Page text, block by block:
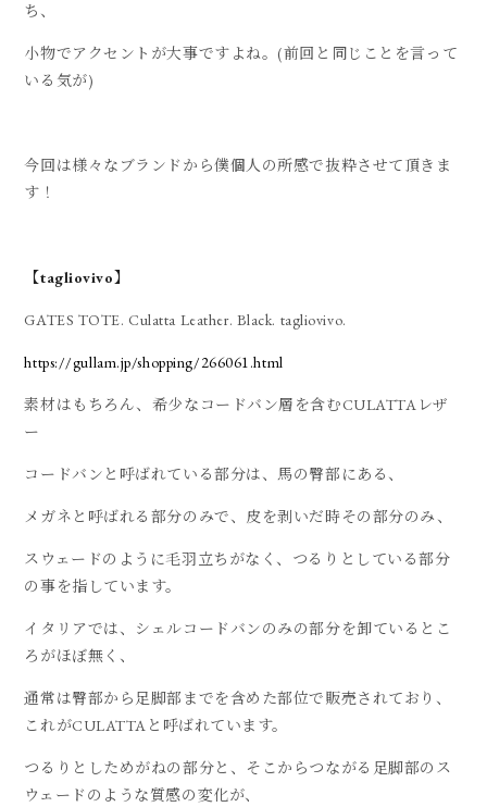
ち、
小物でアクセントが大事ですよね。(前回と同じことを言って
いる気が)
今回は様々なブランドから僕個人の所感で抜粋させて頂きま
す！
【tagliovivo】
GATES TOTE. Culatta Leather. Black. tagliovivo.
https://gullam.jp/shopping/266061.html
素材はもちろん、希少なコードバン層を含むCULATTAレザ
ー
コードバンと呼ばれている部分は、馬の臀部にある、
メガネと呼ばれる部分のみで、皮を剥いだ時その部分のみ、
スウェードのように毛羽立ちがなく、つるりとしている部分
の事を指しています。
イタリアでは、シェルコードバンのみの部分を卸ているとこ
ろがほぼ無く、
通常は臀部から足脚部までを含めた部位で販売されており、
これがCULATTAと呼ばれています。
つるりとしためがねの部分と、そこからつながる足脚部のス
ウェードのような質感の変化が、